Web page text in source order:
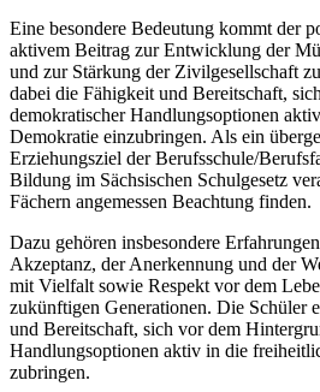
Eine besondere Bedeutung kommt der
aktivem Beitrag zur Entwicklung der
und zur Stärkung der Zivilgesellschaft
dabei die Fähigkeit und Bereitschaft,
demokratischer Handlungsoptionen
Demokratie einzubringen. Als ein
Erziehungsziel der Berufsschule/
Bildung im Sächsischen Schulgesetz
Fächern angemessen Beachtung finden.
Dazu gehören insbesondere
Akzeptanz, der Anerkennung und der
mit Vielfalt sowie Respekt vor dem
zukünftigen Generationen. Die Schüler
und Bereitschaft, sich vor dem
Handlungsoptionen aktiv in die
zubringen.